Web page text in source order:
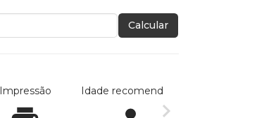
Calcular
Impressão Idade recomendada